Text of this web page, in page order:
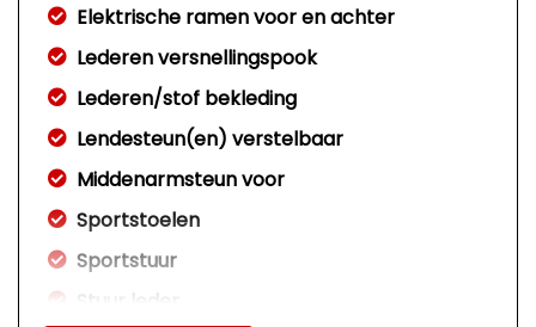
Elektrische ramen voor en achter
Lederen versnellingspook
Lederen/stof bekleding
Lendesteun(en) verstelbaar
Middenarmsteun voor
Sportstoelen
Sportstuur
Stuur leder